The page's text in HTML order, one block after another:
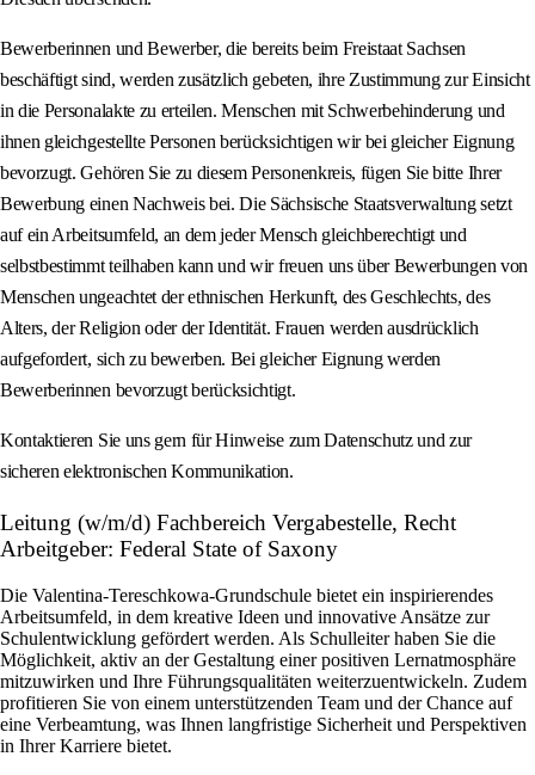
Bewerberinnen und Bewerber, die bereits beim Freistaat Sachsen
beschäftigt sind, werden zusätzlich gebeten, ihre Zustimmung zur Einsicht
in die Personalakte zu erteilen. Menschen mit Schwerbehinderung und
ihnen gleichgestellte Personen berücksichtigen wir bei gleicher Eignung
bevorzugt. Gehören Sie zu diesem Personenkreis, fügen Sie bitte Ihrer
Bewerbung einen Nachweis bei. Die Sächsische Staatsverwaltung setzt
auf ein Arbeitsumfeld, an dem jeder Mensch gleichberechtigt und
selbstbestimmt teilhaben kann und wir freuen uns über Bewerbungen von
Menschen ungeachtet der ethnischen Herkunft, des Geschlechts, des
Alters, der Religion oder der Identität. Frauen werden ausdrücklich
aufgefordert, sich zu bewerben. Bei gleicher Eignung werden
Bewerberinnen bevorzugt berücksichtigt.
Kontaktieren Sie uns gern für Hinweise zum Datenschutz und zur
sicheren elektronischen Kommunikation.
Leitung (w/m/d) Fachbereich Vergabestelle, Recht
Arbeitgeber: Federal State of Saxony
Die Valentina-Tereschkowa-Grundschule bietet ein inspirierendes
Arbeitsumfeld, in dem kreative Ideen und innovative Ansätze zur
Schulentwicklung gefördert werden. Als Schulleiter haben Sie die
Möglichkeit, aktiv an der Gestaltung einer positiven Lernatmosphäre
mitzuwirken und Ihre Führungsqualitäten weiterzuentwickeln. Zudem
profitieren Sie von einem unterstützenden Team und der Chance auf
eine Verbeamtung, was Ihnen langfristige Sicherheit und Perspektiven
in Ihrer Karriere bietet.